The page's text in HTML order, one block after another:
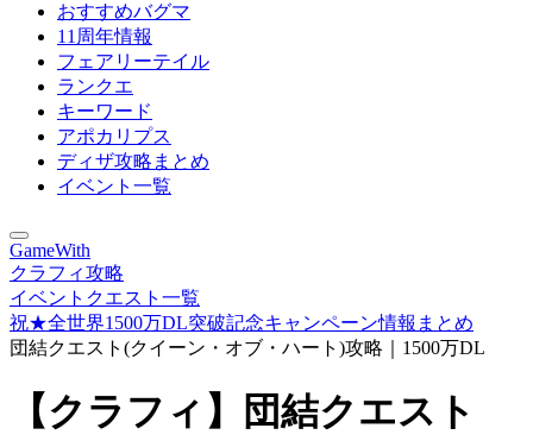
おすすめバグマ
11周年情報
フェアリーテイル
ランクエ
キーワード
アポカリプス
ディザ攻略まとめ
イベント一覧
GameWith
クラフィ攻略
イベントクエスト一覧
祝★全世界1500万DL突破記念キャンペーン情報まとめ
団結クエスト(クイーン・オブ・ハート)攻略｜1500万DL
【クラフィ】団結クエスト